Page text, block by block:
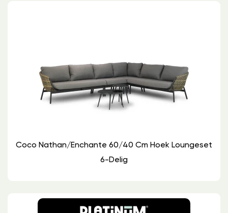
Coco Nathan/Enchante 60/40 Cm Hoek Loungeset
6-Delig